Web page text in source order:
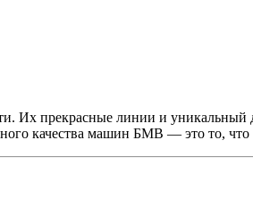
прекрасные линии и уникальный
качества машин БМВ — это то,